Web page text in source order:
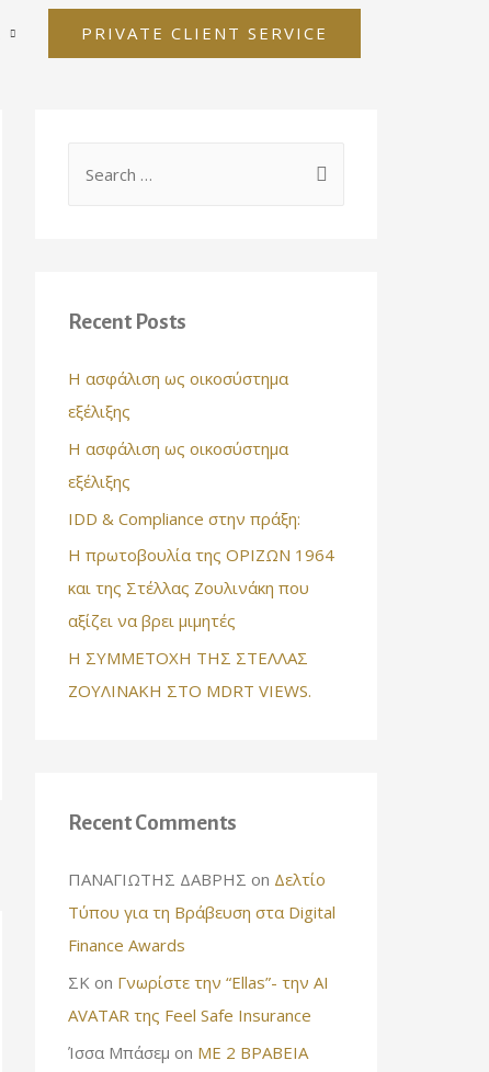
PRIVATE CLIENT SERVICE
h
o
r
:
Recent Posts
Η ασφάλιση ως οικοσύστημα
εξέλιξης
Η ασφάλιση ως οικοσύστημα
εξέλιξης
IDD & Compliance στην πράξη:
Η πρωτοβουλία της ΟΡΙΖΩΝ 1964
και της Στέλλας Ζουλινάκη που
αξίζει να βρει μιμητές
Η ΣΥΜΜΕΤΟΧΗ ΤΗΣ ΣΤΕΛΛΑΣ
ΖΟΥΛΙΝΑΚΗ ΣΤΟ MDRT VIEWS.
Recent Comments
ΠΑΝΑΓΙΩΤΗΣ ΔΑΒΡΗΣ on Δελτίο
Τύπου για τη Βράβευση στα Digital
Finance Awards
ΣΚ on Γνωρίστε την “Ellas”- την AI
AVATAR της Feel Safe Insurance
Ίσσα Μπάσεμ on ΜΕ 2 ΒΡΑΒΕΙΑ